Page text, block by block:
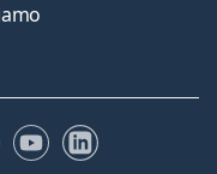
Instagram
YouTubeLinkedIn